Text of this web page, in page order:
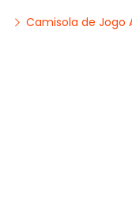
Camisola de Jogo